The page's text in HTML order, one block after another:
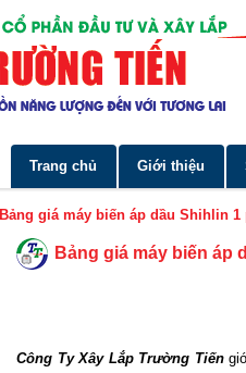
Trang chủ Giới thiệu
Bảng giá máy biến áp dầu Shihlin 1
Bảng giá máy biến áp
Công Ty Xây Lắp Trường Tiến